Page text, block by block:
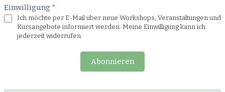
Einwilligung *
Ich möchte per E-Mail über neue Workshops, Veranstaltungen und
Kursangebote informiert werden. Meine Einwilligung kann ich
jederzeit widerrufen.
Abonnieren